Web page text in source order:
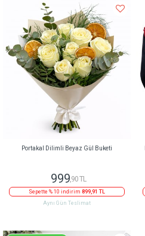
Portakal Dilimli Beyaz Gül Buketi
999,90 TL
Sepette % 10 indirim 899,91 TL
Aynı Gün Teslimat